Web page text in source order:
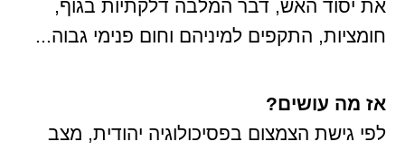
את יסוד האש, דבר המלבה דלקתיות בגוף,
חומציות, התקפים למיניהם וחום פנימי גבוה...
אז מה עושים?
לפי גישת הצמצום בפסיכולוגיה יהודית, מצב